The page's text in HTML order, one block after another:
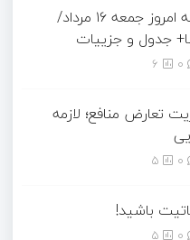
قیمت طلا و سکه امروز جمعه ۱۶ مرداد/
جدول و جزییات
6
تعارض منافع؛ لازمه
5
باشید!
5